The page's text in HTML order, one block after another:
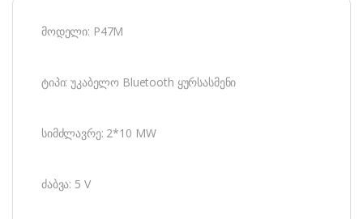
მოდელი: P47M
ტიპი: უკაბელო Bluetooth ყურსასმენი
სიმძლავრე: 2*10 MW
ძაბვა: 5 V